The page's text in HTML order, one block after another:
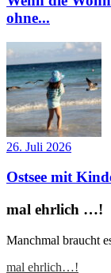
ohne...
26. Juli 2026
Ostsee mit
mal ehrlich …!
Manchmal braucht
mal ehrlich…!